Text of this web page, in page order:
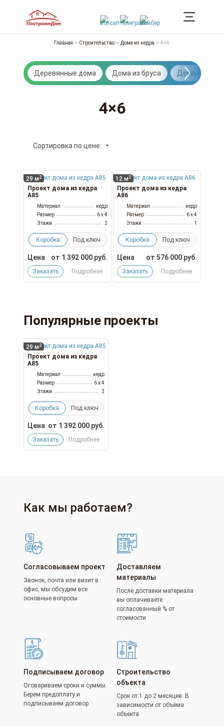
Главная — Строительство— Дома из кедра —4×6
Деревянные дома Дома из бруса Дома из
4×6
Сортировка по цене:
29 м 2
Проект дома из кедра
А85
Материал
кедр
Размер
6 x 4
Этажи
2
Коробка Под ключ
Цена от 1 392 000руб.
Заказать Подробнее
12 м 2
Проект дома из кедра
А86
Материал
кедр
Размер
6 x 4
Этажи
1
Коробка Под ключ
Цена от 576 000руб.
Заказать Подробнее
Популярные проекты
29 м 2
Проект дома из кедра
А85
Материал
кедр
Размер
6 x 4
Этажи
2
Коробка Под ключ
Цена от 1 392 000руб.
Заказать Подробнее
Как мы работаем?
Согласовываем проект
Звонок, почта или визит в
офис, мы обсудим все
основные вопросы
Доставляем
материалы
После доставки материала
вы оплачиваете
согласованный % от
стоимости
Подписываем договор
Оговариваем сроки и суммы.
Берем предоплату и
подписываем договор
Строительство
объекта
Срок от 1 до 2 месяцев. В
зависимости от объёма
объекта